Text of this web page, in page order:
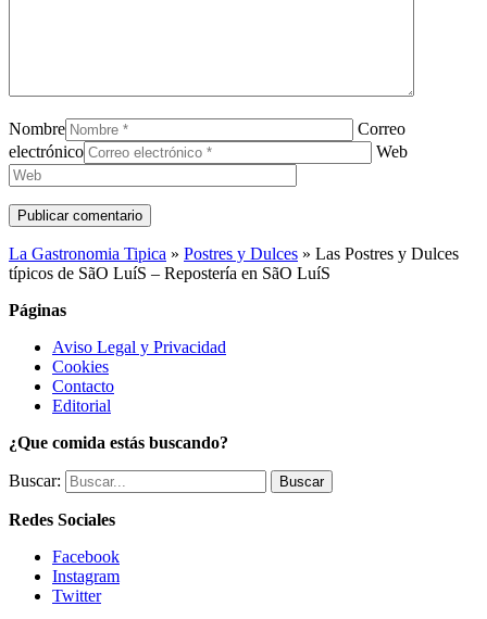
Nombre
Correo
electrónico
Web
La Gastronomia Tipica » Postres y Dulces » Las Postres y Dulces
típicos de SãO LuíS – Repostería en SãO LuíS
Páginas
Aviso Legal y Privacidad
Cookies
Contacto
Editorial
¿Que comida estás buscando?
Buscar:
Redes Sociales
Facebook
Instagram
Twitter